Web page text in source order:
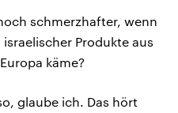
schmerzhafter, wenn
Produkte aus
käme?
glaube ich. Das hört